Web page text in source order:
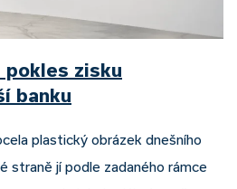
pokles zisku
banku
plastický obrázek dnešního
straně jí podle zadaného rámce